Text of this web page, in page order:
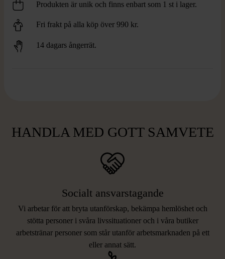
Produkten är unik och finns enbart som 1 st i lager.
Fri frakt på alla köp över 990 kr.
14 dagars ångerrät.
HANDLA MED GOTT SAMVETE
Socialt ansvarstagande
Vi arbetar för att bryta utanförskap, bekämpa hemlöshet och
stötta personer i svåra livssituationer och i våra butiker
arbetstränar personer som står utanför arbetsmarknaden på ett
eller annat sätt.